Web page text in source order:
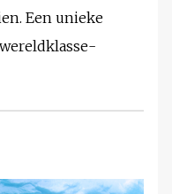
Een unieke